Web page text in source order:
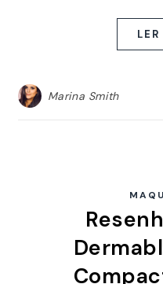
Marina Smith